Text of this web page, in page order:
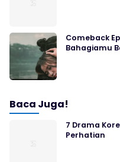
Comeback
Bahagiamu
Baca Juga!
7 Drama
Perhatian